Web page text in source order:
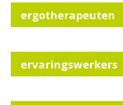
ergotherapeuten
ervaringswerkers